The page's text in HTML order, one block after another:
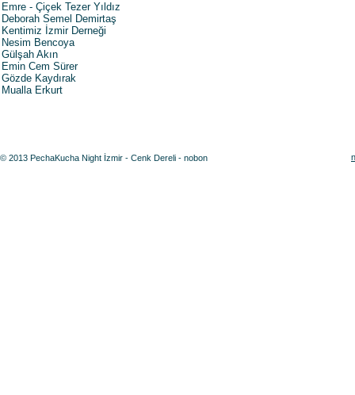
Emre - Çiçek Tezer Yıldız
Deborah Semel Demirtaş
Kentimiz İzmir Derneği
Nesim Bencoya
Gülşah Akın
Emin Cem Sürer
Gözde Kaydırak
Mualla Erkurt
© 2013 PechaKucha Night İzmir - Cenk Dereli - nobon